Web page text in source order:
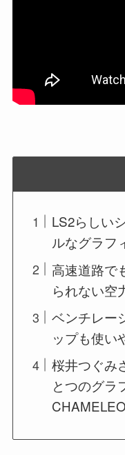
LS2らしい
ルなグラフ
高速道路で
られない空
ベンチレー
ップも使い
桜井つぐみ
とつのグラ